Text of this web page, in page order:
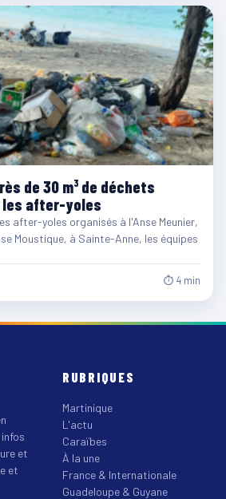
de 30 m³ de déchets
les after-yoles
after-yoles organisés à l'Anse Meunier,
Moustique, à Sainte-Anne, les équipes
⏱ 4 min
et
et
RUBRIQUES
Martinique
L'actu
Caraïbes
À la une
France & Internationale
Guadeloupe & Guyane